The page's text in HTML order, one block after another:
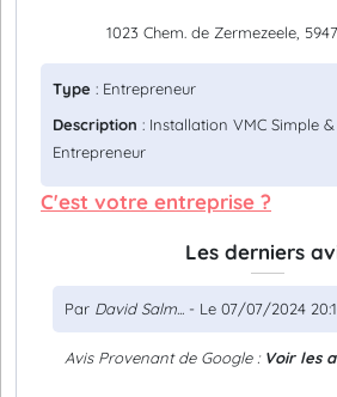
1023 Chem. de Zermezeele,
Type : Entrepreneur
Description : Installation VMC Simple &
Entrepreneur
C'est votre entreprise ?
Les derniers
Par David Salm... - Le 07/07/2024
Avis Provenant de Google : Voir les